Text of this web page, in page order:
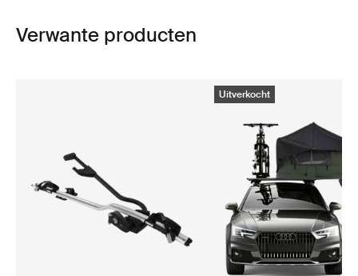
Verwante producten
Uitverkocht